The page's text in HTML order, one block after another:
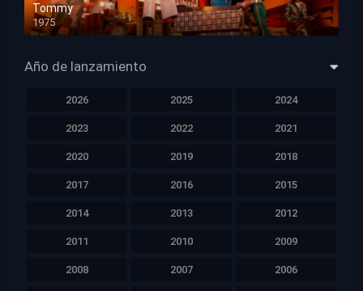
Tommy
1975
HD 1080p
Año de lanzamiento
2026 2025 2024
2023 2022 2021
2020 2019 2018
2017 2016 2015
2014 2013 2012
2011 2010 2009
2008 2007 2006